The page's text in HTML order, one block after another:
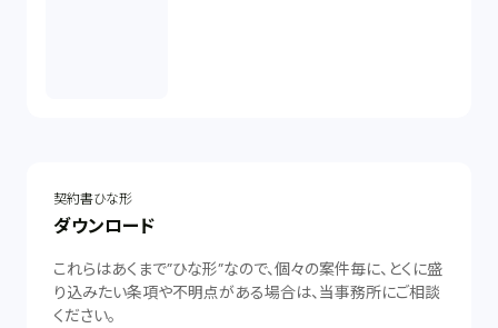
契約書ひな形
ダウンロード
これらはあくまで”ひな形”なので、個々の案件毎に、とくに盛
り込みたい条項や不明点がある場合は、当事務所にご相談
ください。